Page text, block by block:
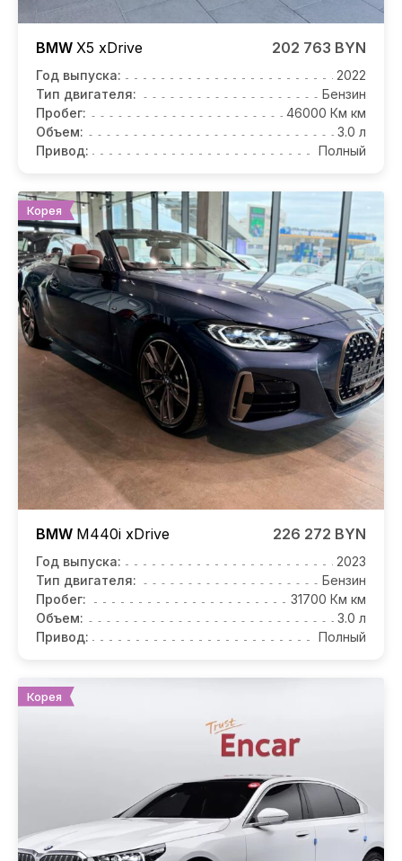
BMW X5 xDrive 202 763 BYN
Год выпуска:
2022
Тип двигателя:
Бензин
Пробег:
46000 Км км
Объем:
3.0 л
Привод:
Полный
Корея
BMW M440i xDrive 226 272 BYN
Год выпуска:
2023
Тип двигателя:
Бензин
Пробег:
31700 Км км
Объем:
3.0 л
Привод:
Полный
Корея